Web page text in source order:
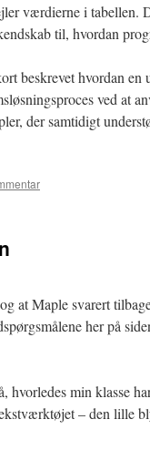
værdierne i tabellen.
til, hvordan
beskrevet hvordan
ved at
der samtidigt
at Maple svarert
her på
hvorledes min klasse
– den lille